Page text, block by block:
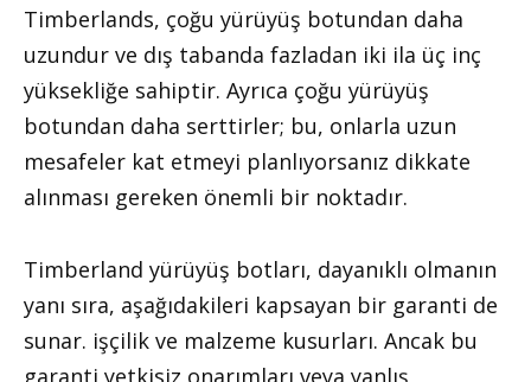
Timberlands, çoğu yürüyüş botundan daha
uzundur ve dış tabanda fazladan iki ila üç inç
yüksekliğe sahiptir. Ayrıca çoğu yürüyüş
botundan daha serttirler; bu, onlarla uzun
mesafeler kat etmeyi planlıyorsanız dikkate
alınması gereken önemli bir noktadır.
Timberland yürüyüş botları, dayanıklı olmanın
yanı sıra, aşağıdakileri kapsayan bir garanti de
sunar. işçilik ve malzeme kusurları. Ancak bu
garanti yetkisiz onarımları veya yanlış